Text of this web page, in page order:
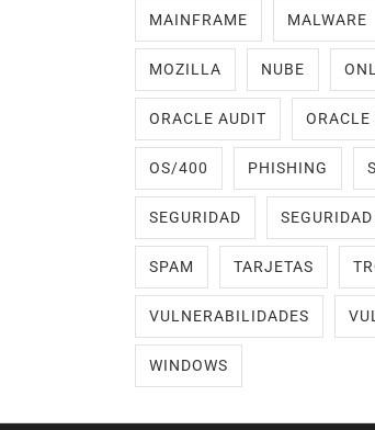
MAINFRAME MALWARE
MOZILLA NUBE
ORACLE AUDIT ORACLE
OS/400 PHISHING
SEGURIDAD
SPAM TARJETAS
VULNERABILIDADES
WINDOWS